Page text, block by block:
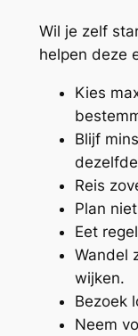
Wil je zelf
helpen deze
Kies
Blijf
Reis
Plan
Eet
Wandel
wijken.
Bezoek
Neem